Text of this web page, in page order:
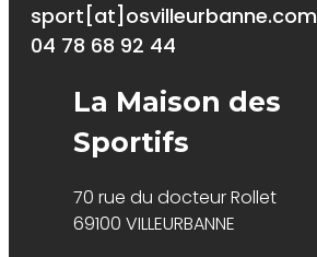
sport[at]osvilleurbanne.com
04 78 68 92 44
La Maison des
Sportifs
70 rue du docteur Rollet
69100 VILLEURBANNE